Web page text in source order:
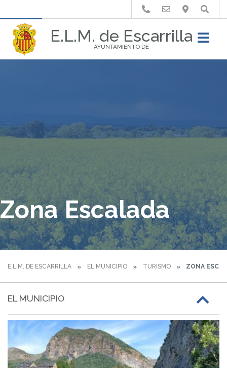
E.L.M. de Escarrilla
AYUNTAMIENTO DE
Buscar
Zona Escalada
E.L.M. DE ESCARRILLA EL MUNICIPIO TURISMO ZONA
EL MUNICIPIO